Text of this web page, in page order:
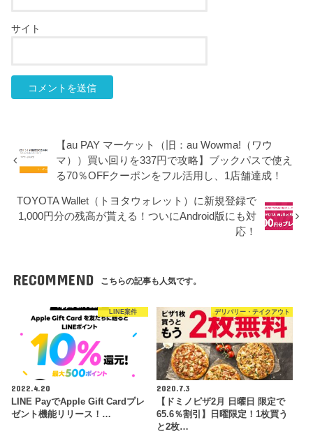
サイト
【au PAY マーケット（旧：au Wowma!（ワウ
マ））買い回りを337円で攻略】ブックパスで使え
る70％OFFクーポンをフル活用し、1店舗達成！
TOYOTA Wallet（トヨタウォレット）に新規登録で
1,000円分の残高が貰える！ついにAndroid版にも対
応！
RECOMMEND こちらの記事も人気です。
LINE案件
2022.4.20
LINE PayでApple Gift Cardプレ
ゼント機能リリース！…
デリバリー・テイクアウト
2020.7.3
【ドミノピザ2月 日曜日 限定で
65.6％割引】日曜限定！1枚買う
と2枚…